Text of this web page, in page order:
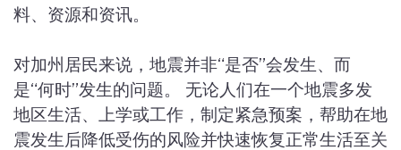
料、资源和资讯。
对加州居民来说，地震并非“是否”会发生、而
是“何时”发生的问题。 无论人们在一个地震多发
地区生活、上学或工作，制定紧急预案，帮助在地
震发生后降低受伤的风险并快速恢复正常生活至关